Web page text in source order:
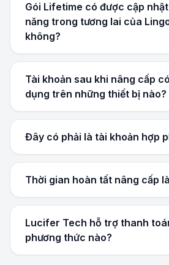
Gói Lifetime có được cập
năng trong tương lai của
không?
Tài khoản sau khi nâng cấp
dụng trên những thiết bị nào?
Đây có phải là tài khoản hợp
Thời gian hoàn tất nâng cấp
Lucifer Tech hỗ trợ thanh
phương thức nào?